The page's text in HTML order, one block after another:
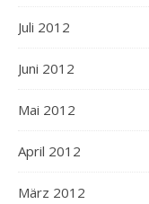
Juli 2012
Juni 2012
Mai 2012
April 2012
März 2012